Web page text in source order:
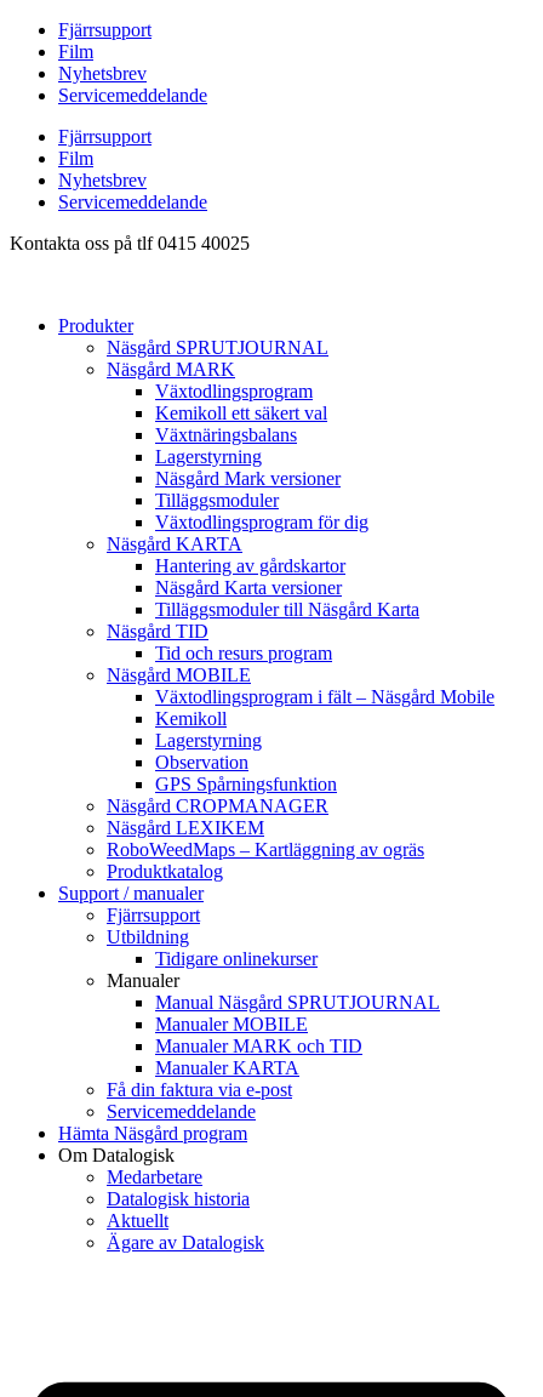
Hoppa
innehåll
Fjärrsupport
Film
Nyhetsbrev
Servicemeddelande
Fjärrsupport
Film
Nyhetsbrev
Servicemeddelande
Kontakta oss på tlf 0415 40025
Produkter
Näsgård SPRUTJOURNAL
Näsgård MARK
Växtodlingsprogram
Kemikoll ett säkert val
Växtnäringsbalans
Lagerstyrning
Näsgård Mark versioner
Tilläggsmoduler
Växtodlingsprogram för dig
Näsgård KARTA
Hantering av gårdskartor
Näsgård Karta versioner
Tilläggsmoduler till Näsgård Karta
Näsgård TID
Tid och resurs program
Näsgård MOBILE
Växtodlingsprogram i fält – Näsgård Mobile
Kemikoll
Lagerstyrning
Observation
GPS Spårningsfunktion
Näsgård CROPMANAGER
Näsgård LEXIKEM
RoboWeedMaps – Kartläggning av ogräs
Produktkatalog
Support / manualer
Fjärrsupport
Utbildning
Tidigare onlinekurser
Manualer
Manual Näsgård SPRUTJOURNAL
Manualer MOBILE
Manualer MARK och TID
Manualer KARTA
Få din faktura via e-post
Servicemeddelande
Hämta Näsgård program
Om Datalogisk
Medarbetare
Datalogisk historia
Aktuellt
Ägare av Datalogisk